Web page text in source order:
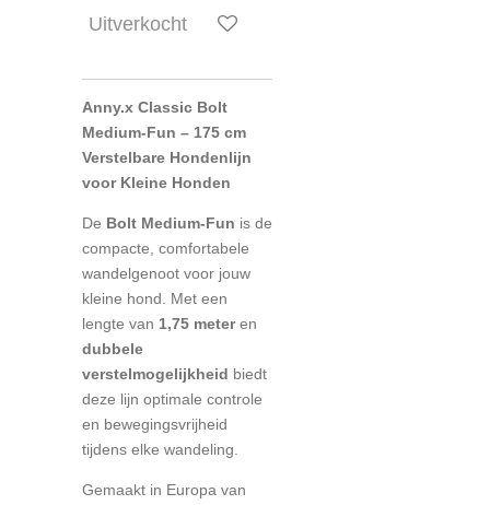
Uitverkocht
Anny.x Classic Bolt
Medium-Fun – 175 cm
Verstelbare Hondenlijn
voor Kleine Honden
De Bolt Medium-Fun is de
compacte, comfortabele
wandelgenoot voor jouw
kleine hond. Met een
lengte van 1,75 meteren
dubbele
verstelmogelijkheid biedt
deze lijn optimale controle
en bewegingsvrijheid
tijdens elke wandeling.
Gemaakt in Europa van